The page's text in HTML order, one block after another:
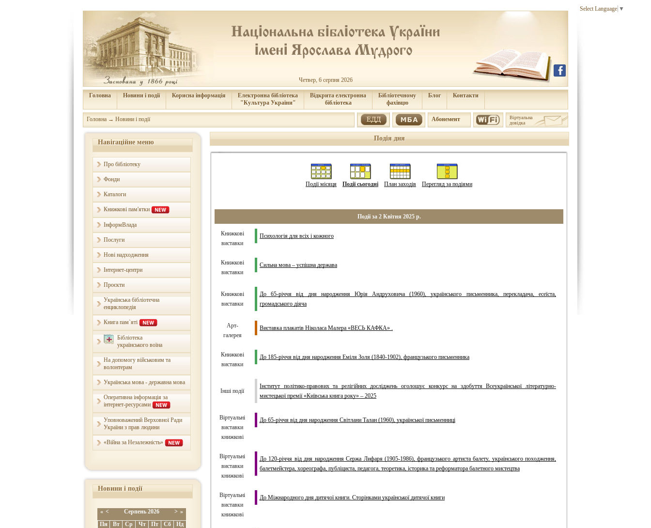
Select Language ▼
Четвер, 6 серпня 2026
Головна Новини і події Корисна інформація
Електронна бібліотека
"Культура України"
Відкрита електронна
бібліотека
Бібліотечному
фахівцю
Блог Контакти
Головна → Новини і події Aбонемент
Віртуальна
довідка
Навігаційне меню
Про бібліотеку
Фонди
Каталоги
Книжкові пам'ятки
ІнформВлада
Послуги
Нові надходження
Інтернет-центри
Проєкти
Українська бібліотечна
енциклопедія
Книга пам`яті
Бібліотека
українського воїна
На допомогу військовим та
волонтерам
Українська мова - державна мова
Оперативна інформація за
інтернет-ресурсами
Уповноважений Верховної Ради
України з прав людини
«Війна за Незалежність»
Новини і події
« < Серпень2026 > »
Пн
Вт Ср Чт Пт Сб Нд
Подія дня
Події місяця Події сьогодні План заходів Перегляд за подіями
Події за 2 Квітня 2025 р.
Книжкові
виставки
Психологія для всіх і кожного
Книжкові
виставки
Сильна мова – успішна держава
Книжкові
виставки
До 65-річчя від дня народження Юрія Андруховича (1960), українського письменника, перекладача, есеїста,
громадського діяча
Арт-
галерея
Виставка плакатів Ніколаса Малера «ВЕСЬ КАФКА» .
Книжкові
виставки
До 185-річчя від дня народження Еміля Золя (1840-1902), французького письменника
Інші події
Інститут політико-правових та релігійних досліджень оголошує конкурс на здобуття Всеукраїнської літературно-
мистецької премії «Київська книга року» – 2025
Віртуальні
виставки
книжкові
До 65-річчя від дня народження Світлани Талан (1960), української письменниці
Віртуальні
виставки
книжкові
До 120-річчя від дня народження Сержа Лифаря (1905-1986), французького артиста балету, українського походження,
балетмейстера, хореографа, публіциста, педагога, теоретика, історика та реформатора балетного мистецтва
Віртуальні
виставки
книжкові
До Міжнародного дня дитячої книги. Сторінками української дитячої книги